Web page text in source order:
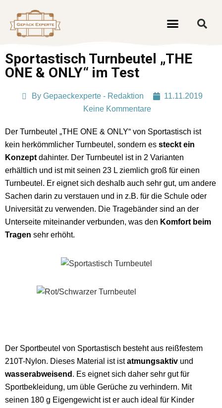
Sportastisch Turnbeutel „THE
ONE & ONLY“ im Test
By Gepaeckexperte - Redaktion
11.11.2019
Keine Kommentare
Der Turnbeutel „THE ONE & ONLY“ von Sportastisch ist
kein herkömmlicher Turnbeutel, sondern es steckt ein
Konzept dahinter. Der Turnbeutel ist in 2 Varianten
erhältlich und ist mit seinen 23 L ziemlich groß für einen
Turnbeutel. Er eignet sich deshalb auch sehr gut, um andere
Sachen darin zu verstauen und in z.B. für die Schule oder
Universität zu verwenden. Die Tragebänder sind an der
Unterseite miteinander verbunden, was den Komfort beim
Tragen sehr erhöht.
Der Sportbeutel von Sportastisch besteht aus reißfestem
210T-Nylon. Dieses Material ist istatmungsaktiv und
wasserabweisend . Es eignet sich daher sehr gut für
Sportbekleidung, um üble Gerüche zu verhindern. Mit
seinen 180 g Eigengewicht ist er auch ideal für Kinder